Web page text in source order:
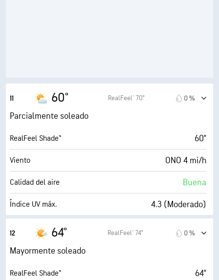
Techo de nubes 30000 ft
11 60° RealFeel® 70° 0 %
Parcialmente soleado
RealFeel Shade™ 60°
Viento ONO 4 mi/h
Calidad del aire Buena
Índice UV máx. 4.3 (Moderado)
Humedad
Punto de rocío 45° F
12 64° RealFeel® 74° 0 %
Mayormente soleado
RealFeel Shade™ 64°